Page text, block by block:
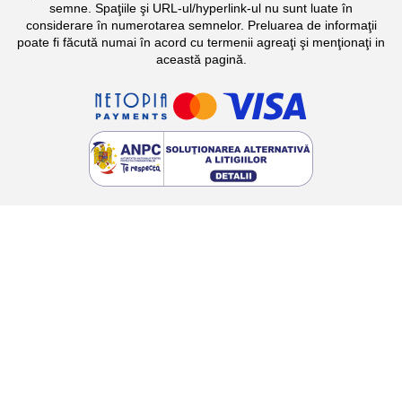
semne. Spaţiile şi URL-ul/hyperlink-ul nu sunt luate în
considerare în numerotarea semnelor. Preluarea de informaţii
poate fi făcută numai în acord cu termenii agreaţi şi menţionaţi in
această pagină.